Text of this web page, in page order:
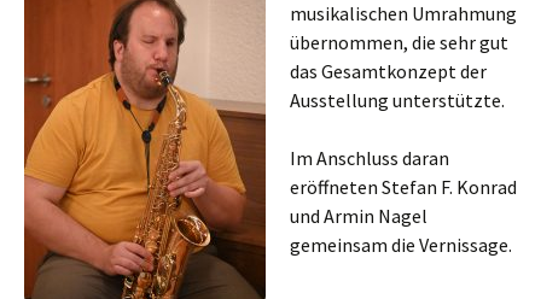
musikalischen Umrahmung
übernommen, die sehr gut
das Gesamtkonzept der
Ausstellung unterstützte.
Im Anschluss daran
eröffneten Stefan F. Konrad
und Armin Nagel
gemeinsam die Vernissage.